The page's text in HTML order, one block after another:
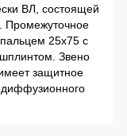
ВЛ, состоящей
Промежуточное
25х75 с
Звено
защитное